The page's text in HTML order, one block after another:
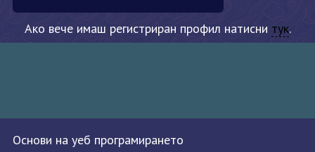
Ако вече имаш регистриран профил натисни тук.
Основи на уеб програмирането